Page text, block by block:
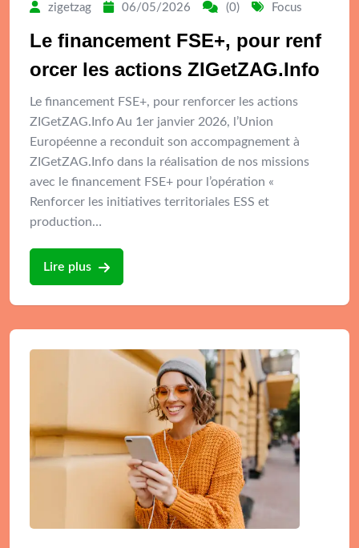
zigetzag 06/05/2026 (0) Focus
Le financement FSE+, pour renf
orcer les actions ZIGetZAG.Info
Le financement FSE+, pour renforcer les actions
ZIGetZAG.Info Au 1er janvier 2026, l’Union
Européenne a reconduit son accompagnement à
ZIGetZAG.Info dans la réalisation de nos missions
avec le financement FSE+ pour l’opération «
Renforcer les initiatives territoriales ESS et
production…
Lire plus